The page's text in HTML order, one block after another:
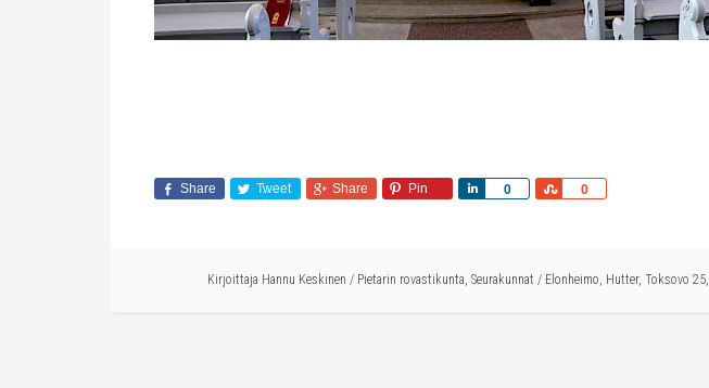
Share Tweet Share Pin 0
Share 0
Share
Kirjoittaja Hannu Keskinen / Pietarin rovastikunta, Seurakunnat / Elonheimo, Hutter, Toksovo 25,